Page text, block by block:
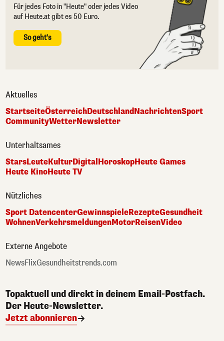
Für jedes Foto in "Heute" oder jedes Video
auf Heute.at gibt es 50 Euro.
So geht's
Aktuelles
StartseiteÖsterreichDeutschlandNachrichtenSport
CommunityWetterNewsletter
Unterhaltsames
StarsLeuteKulturDigital HoroskopHeute Games
Heute KinoHeute TV
Nützliches
Sport DatencenterGewinnspieleRezepteGesundheit
WohnenVerkehrsmeldungenMotorReisenVideo
Externe Angebote
NewsFlixGesundheitstrends.com
Topaktuell und direkt in deinem Email-Postfach.
Der Heute-Newsletter.
Jetzt abonnieren